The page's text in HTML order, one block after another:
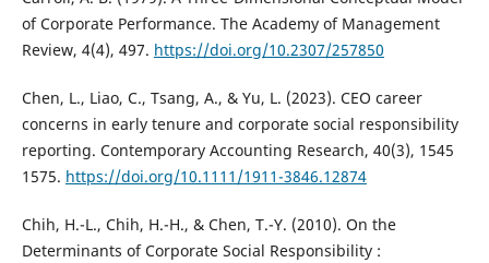
of Corporate Performance. The Academy of Management
Review, 4(4), 497. https://doi.org/10.2307/257850
Chen, L., Liao, C., Tsang, A., & Yu, L. (2023). CEO career
concerns in early tenure and corporate social responsibility
reporting. Contemporary Accounting Research, 40(3), 1545
1575. https://doi.org/10.1111/1911-3846.12874
Chih, H.-L., Chih, H.-H., & Chen, T.-Y. (2010). On the
Determinants of Corporate Social Responsibility :